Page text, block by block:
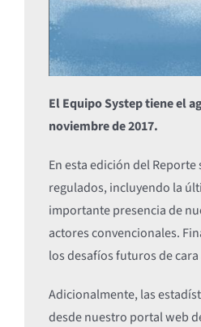
El Equipo Systep tiene el
noviembre de 2017.
En esta edición del
regulados, incluyendo la
importante presencia de
actores convencionales.
los desafíos futuros de
Adicionalmente, las
desde nuestro portal web